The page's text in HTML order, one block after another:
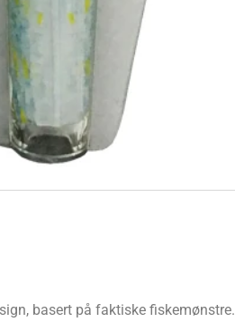
basert på faktiske fiskemønstre.